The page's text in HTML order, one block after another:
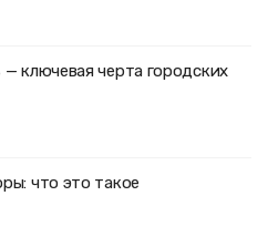
— ключевая черта городских
что это такое